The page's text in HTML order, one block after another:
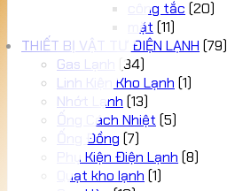
công tắc (20)
mặt (11)
THIẾT BỊ VẬT TƯ ĐIỆN LẠNH (79)
Gas Lạnh
(34)
Linh Kiện Kho Lạnh (1)
Nhớt Lạnh (13)
Ống Cách Nhiệt (5)
Ống Đồng (7)
Phụ Kiện Điện Lạnh (8)
Quạt kho lạnh (1)